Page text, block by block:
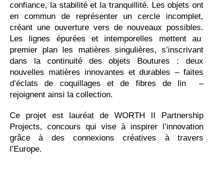
confiance, la stabilité et la tranquillité. Les objets ont
en commun de représenter un cercle incomplet,
créant une ouverture vers de nouveaux possibles.
Les lignes épurées et intemporelles mettent au
premier plan les matières singulières, s’inscrivant
dans la continuité des objets Boutures : deux
nouvelles matières innovantes et durables – faites
d’éclats de coquillages et de fibres de lin –
rejoignent ainsi la collection.
Ce projet est lauréat de WORTH II Partnership
Projects, concours qui vise à inspirer l’innovation
grâce à des connexions créatives à travers
l’Europe.